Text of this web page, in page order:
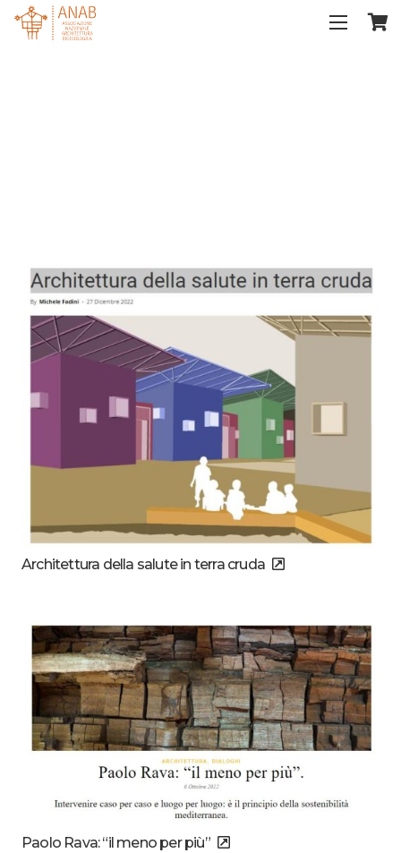
Architettura della salute in terra cruda
Paolo Rava: “il meno per più”